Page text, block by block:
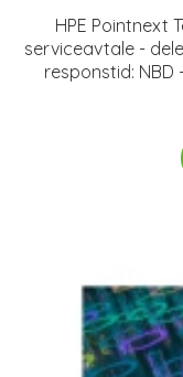
HPE Pointnext
serviceavtale -
responstid: NBD